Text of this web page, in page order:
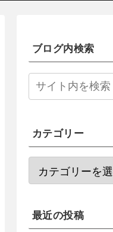
ブログ内検索
カテゴリー
最近の投稿